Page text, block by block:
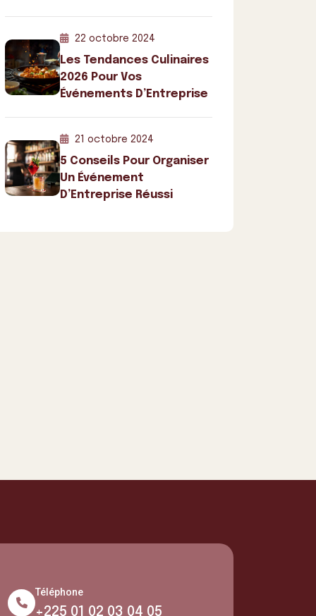
22 octobre 2024
Les Tendances Culinaires
2026 Pour Vos
Événements D’Entreprise
21 octobre 2024
5 Conseils Pour Organiser
Un Événement
D’Entreprise Réussi
Téléphone
+225 01 02 03 04 05